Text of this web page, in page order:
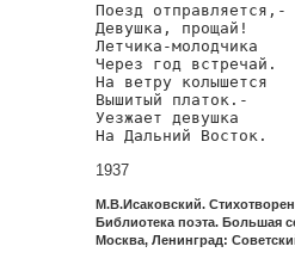
Поезд отправляется,-
Девушка, прощай!
Летчика-молодчика
Через год встречай.
На ветру колышется
Вышитый платок.-
Уезжает девушка
На Дальний Восток.
1937
М.В.Исаковский.
Библиотека поэта. Большая
Москва, Ленинград: